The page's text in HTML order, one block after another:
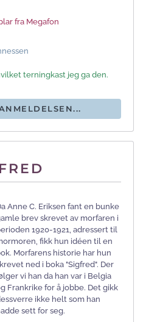
fra Megafon
terningkast jeg ga den.
Anne C. Eriksen fant en bunke
brev skrevet av morfaren i
1920-1921, adressert til
fikk hun idéen til en
Morfarens historie har hun
ned i boka "Sigfred". Der
vi han da han var i Belgia
Frankrike for å jobbe. Det gikk
ikke helt som han
sett for seg.